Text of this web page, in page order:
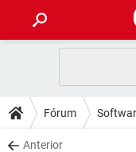
CELULAR
OUTLOOK
DICAS
JOGOS
DOWNLOADS
Fórum
Anterior